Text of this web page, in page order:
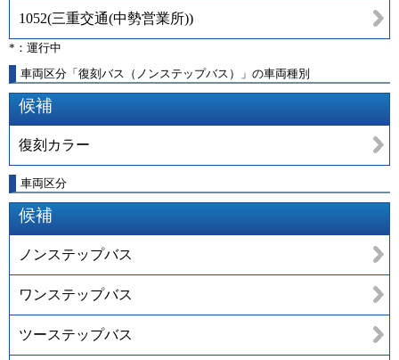
1052(三重交通(中勢営業所))
*：運行中
車両区分「復刻バス（ノンステップバス）」の車両種別
候補
復刻カラー
車両区分
候補
ノンステップバス
ワンステップバス
ツーステップバス